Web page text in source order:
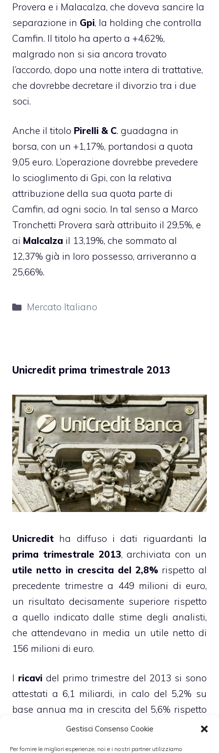
Gestisci Consenso Cookie
Per fornire le migliori esperienze, noi e i nostri partner utilizziamo
Provera e i Malacalza, che doveva sancire la
separazione in Gpi, la holding che controlla
Camfin. Il titolo ha aperto a +4,62%,
malgrado non si sia ancora trovato
l’accordo, dopo una notte intera di trattative,
che dovrebbe decretare il divorzio tra i due
soci.
Anche il titolo Pirelli & C. guadagna in
borsa, con un +1,17%, portandosi a quota
9,05 euro. L’operazione dovrebbe prevedere
lo scioglimento di Gpi, con la relativa
attribuzione della sua quota parte di
Camfin, ad ogni socio. In tal senso a Marco
Tronchetti Provera sarà attribuito il 29,5%, e
ai Malcalza il 13,19%, che sommato al
12,37% già in loro possesso, arriveranno a
25,66%.
Categorie
Mercato Italiano
Unicredit prima trimestrale 2013
Unicredit ha diffuso i dati riguardanti la
prima trimestrale 2013, archiviata con un
utile netto in crescita del 2,8% rispetto al
precedente trimestre a 449 milioni di euro,
un risultato decisamente superiore rispetto
a quello indicato dalle stime degli analisti,
che attendevano in media un utile netto di
156 milioni di euro.
I ricavi del primo trimestre del 2013 si sono
attestati a 6,1 miliardi, in calo del 5,2% su
base annua ma in crescita del 5,6% rispetto
al trimestre precedente, mentre il
margine